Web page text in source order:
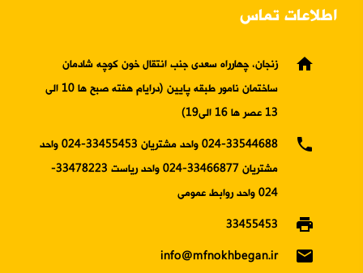
اطلاعات تماس
home
زنجان، چهارراه سعدی جنب انتقال خون کوچه شادمان
ساختمان نامور طبقه پایین (درایام هفته صبح ها 10 الی
13 عصر ها 16 الی19)
phone
024-33544688 واحد مشتریان 33455453-024 واحد
مشتریان 33466877-024 واحد ریاست 33478223-
024 واحد روابط عمومی
print
33455453
email
info@mfnokhbegan.ir